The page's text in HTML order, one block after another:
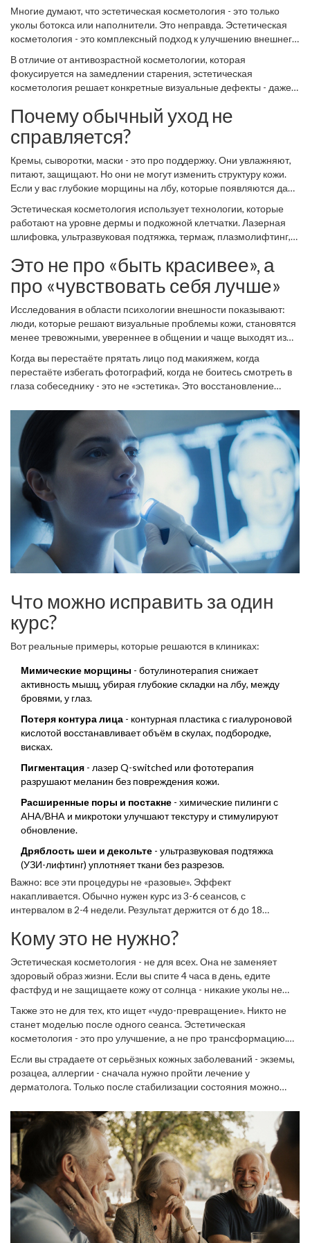
Многие думают, что эстетическая косметология - это только
уколы ботокса или наполнители. Это неправда. Эстетическая
косметология - это комплексный подход к улучшению внешнего
работает с проблемами, которые не решаются обычным
уходом: мимические морщины, дряблость, неравномерный тон,
постакне, сосудистые сеточки, пигментные пятна, потеря
контуров.
В отличие от антивозрастной косметологии, которая
фокусируется на замедлении старения, эстетическая
косметология решает конкретные визуальные дефекты - даже у
пигментация после беременности, а у 35-летнего мужчины -
провисшие щеки из-за стресса и недосыпа. Это не «возраст»,
это - проблемы, которые можно и нужно корректировать.
Почему обычный уход не
справляется?
Кремы, сыворотки, маски - это про поддержку. Они увлажняют,
питают, защищают. Но они не могут изменить структуру кожи.
Если у вас глубокие морщины на лбу, которые появляются даже
глазами от венозного застоя - отбеливающая сыворотка не
справится. Если кожа потеряла упругость из-за потери
коллагена - домашний массаж не вернёт форму.
Эстетическая косметология использует технологии, которые
работают на уровне дермы и подкожной клетчатки. Лазерная
шлифовка, ультразвуковая подтяжка, термаж, плазмолифтинг,
медицинские процедуры, которые требуют знаний, опыта и
оборудования. Они дают результат, который вы видите и
чувствуете - не через месяц, а через несколько сеансов.
Это не про «быть красивее», а
про «чувствовать себя лучше»
Исследования в области психологии внешности показывают:
люди, которые решают визуальные проблемы кожи, становятся
менее тревожными, увереннее в общении и чаще выходят из
опубликованное в журналеJournal of Clinical and Aesthetic
Dermatology, показало, что 78% пациентов, прошедших курс
эстетических процедур, отметили улучшение качества жизни -
активности.
Когда вы перестаёте прятать лицо под макияжем, когда
перестаёте избегать фотографий, когда не боитесь смотреть в
глаза собеседнику - это не «эстетика». Это восстановление
Что можно исправить за один
курс?
Вот реальные примеры, которые решаются в клиниках:
Мимические морщины - ботулинотерапия снижает
активность мышц, убирая глубокие складки на лбу, между
бровями, у глаз.
Потеря контура лица - контурная пластика с гиалуроновой
кислотой восстанавливает объём в скулах, подбородке,
висках.
Пигментация - лазер Q-switched или фототерапия
разрушают меланин без повреждения кожи.
Расширенные поры и постакне - химические пилинги с
AHA/BHA и микротоки улучшают текстуру и стимулируют
обновление.
Дряблость шеи и декольте - ультразвуковая подтяжка
(УЗИ-лифтинг) уплотняет ткани без разрезов.
Важно: все эти процедуры не «разовые». Эффект
накапливается. Обычно нужен курс из 3-6 сеансов, с
интервалом в 2-4 недели. Результат держится от 6 до 18
после процедур.
Кому это не нужно?
Эстетическая косметология - не для всех. Она не заменяет
здоровый образ жизни. Если вы спите 4 часа в день, едите
фастфуд и не защищаете кожу от солнца - никакие уколы не
высокими.
Также это не для тех, кто ищет «чудо-превращение». Никто не
станет моделью после одного сеанса. Эстетическая
косметология - это про улучшение, а не про трансформацию.
Если вы страдаете от серьёзных кожных заболеваний - экземы,
розацеа, аллергии - сначала нужно пройти лечение у
дерматолога. Только после стабилизации состояния можно